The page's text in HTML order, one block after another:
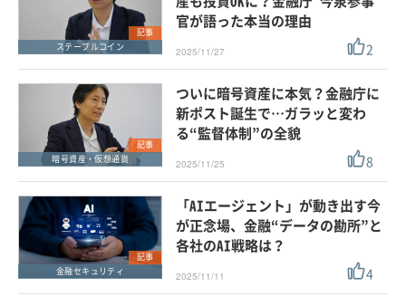
記事
ステーブルコイン
官が語った本当の理由
2025/11/27 2
記事
暗号資産・仮想通貨
ついに暗号資産に本気？金融庁に
新ポスト誕生で…ガラッと変わ
る“監督体制”の全貌
2025/11/25 8
記事
金融セキュリティ
「AIエージェント」が動き出す今
が正念場、金融“データの勘所”と
各社のAI戦略は？
2025/11/11 4